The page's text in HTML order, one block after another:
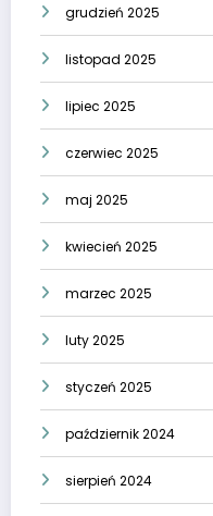
grudzień 2025
listopad 2025
lipiec 2025
czerwiec 2025
maj 2025
kwiecień 2025
marzec 2025
luty 2025
styczeń 2025
październik 2024
sierpień 2024